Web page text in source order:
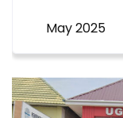
May 2025